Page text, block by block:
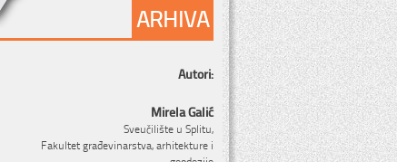
ARHIVA
Autori:
Mirela Galić
Sveučilište u Splitu,
Fakultet građevinarstva, arhitekture i